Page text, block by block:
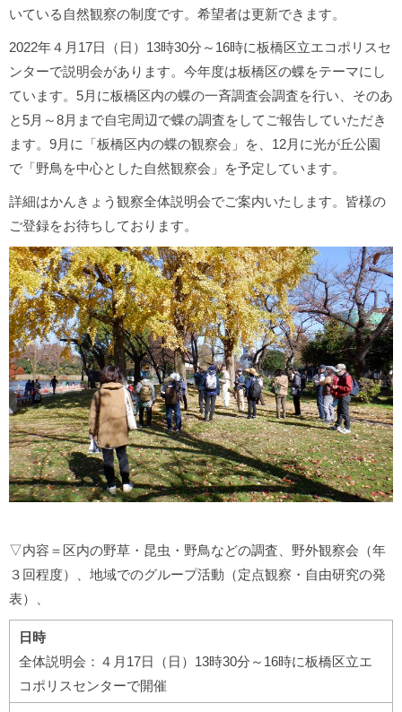
いている自然観察の制度です。希望者は更新できます。
2022年４月17日（日）13時30分～16時に板橋区立エコポリスセ
ンターで説明会があります。今年度は板橋区の蝶をテーマにし
ています。5月に板橋区内の蝶の一斉調査会調査を行い、そのあ
と5月～8月まで自宅周辺で蝶の調査をしてご報告していただき
ます。9月に「板橋区内の蝶の観察会」を、12月に光が丘公園
で「野鳥を中心とした自然観察会」を予定しています。
詳細はかんきょう観察全体説明会でご案内いたします。皆様の
ご登録をお待ちしております。
▽内容＝区内の野草・昆虫・野鳥などの調査、野外観察会（年
３回程度）、地域でのグループ活動（定点観察・自由研究の発
表）、
日時
全体説明会：４月17日（日）13時30分～16時に板橋区立エ
コポリスセンターで開催